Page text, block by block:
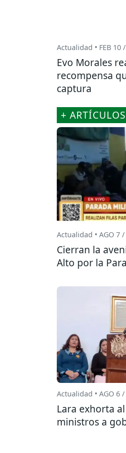
Actualidad • FEB 10
Evo Morales
recompensa
captura
+ ARTÍCULOS
Actualidad • AGO 7
Cierran la
Alto por la
Actualidad • AGO 6
Lara exhorta
ministros a